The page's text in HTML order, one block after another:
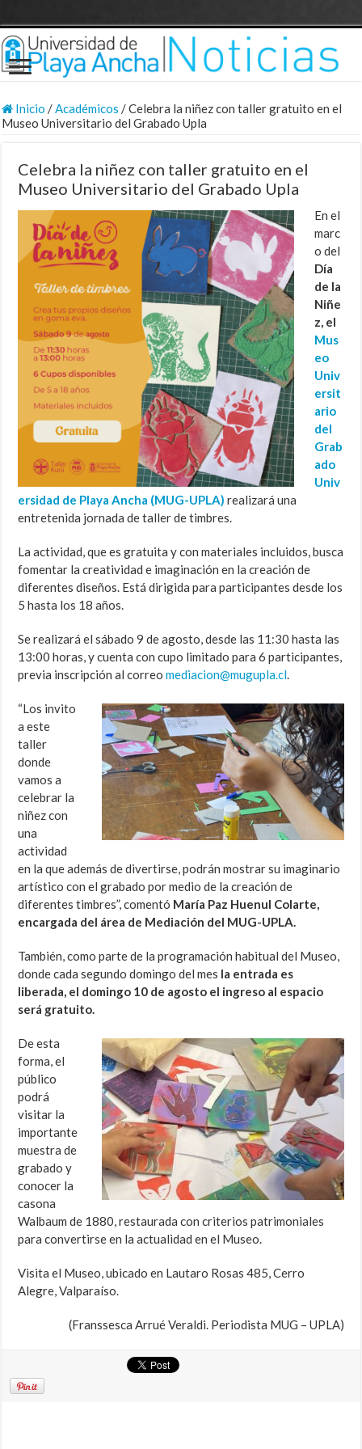
Inicio /Académicos /Celebra la niñez con taller gratuito en el
Museo Universitario del Grabado Upla
Celebra la niñez con taller gratuito en el
Museo Universitario del Grabado Upla
En el
marc
o del
Día
de la
Niñe
z, el
Mus
eo
Univ
ersit
ario
del
Grab
ado
Univ
ersidad de Playa Ancha (MUG-UPLA) realizará una
entretenida jornada de taller de timbres.
La actividad, que es gratuita y con materiales incluidos, busca
fomentar la creatividad e imaginación en la creación de
diferentes diseños. Está dirigida para participantes desde los
5 hasta los 18 años.
Se realizará el sábado 9 de agosto, desde las 11:30 hasta las
13:00 horas, y cuenta con cupo limitado para 6 participantes,
previa inscripción al correomediacion@mugupla.cl.
“Los invito
a este
taller
donde
vamos a
celebrar la
niñez con
una
actividad
en la que además de divertirse, podrán mostrar su imaginario
artístico con el grabado por medio de la creación de
diferentes timbres”, comentó María Paz Huenul Colarte,
encargada del área de Mediación del MUG-UPLA.
También, como parte de la programación habitual del Museo,
donde cada segundo domingo del mes la entrada es
liberada, el domingo 10 de agosto el ingreso al espacio
será gratuito.
De esta
forma, el
público
podrá
visitar la
importante
muestra de
grabado y
conocer la
casona
Walbaum de 1880, restaurada con criterios patrimoniales
para convertirse en la actualidad en el Museo.
Visita el Museo, ubicado en Lautaro Rosas 485, Cerro
Alegre, Valparaíso.
(Franssesca Arrué Veraldi. Periodista MUG – UPLA)